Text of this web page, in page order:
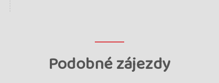
Podobné zájezdy